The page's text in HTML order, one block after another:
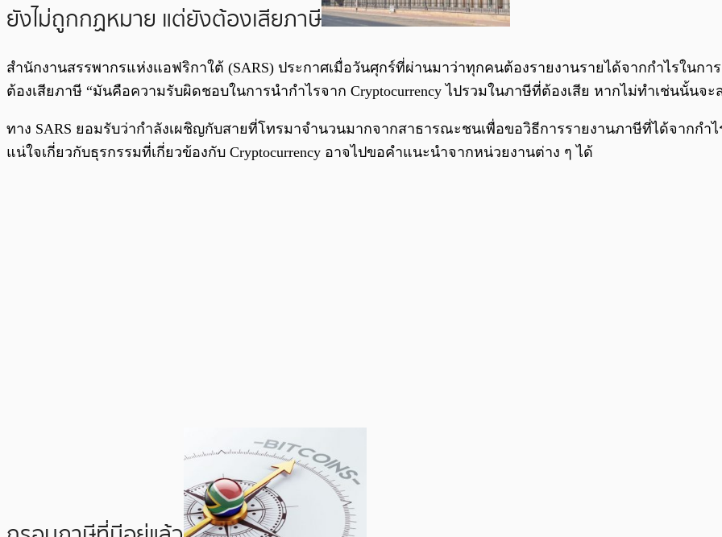
ยังไม่ถูกกฏหมาย แต่ยังต้องเสียภาษี
สำนักงานสรรพากรแห่งแอฟริกาใต้ (SARS) ประกาศเมื่อวันศุกร์ที่ผ่านมาว่าทุกคนต้องรายงานรายได้จากกำไรในกา
ต้องเสียภาษี “มันคือความรับผิดชอบในการนำกำไรจาก Cryptocurrency ไปรวมในภาษีที่ต้องเสีย หากไม่ทำเช่นนั้นจ
ทาง SARS ยอมรับว่ากำลังเผชิญกับสายที่โทรมาจำนวนมากจากสาธารณะชนเพื่อขอวิธีการรายงานภาษีที่ได้จากกำไ
แน่ใจเกี่ยวกับธุรกรรมที่เกี่ยวข้องกับ Cryptocurrency อาจไปขอคำแนะนำจากหน่วยงานต่าง ๆ ได้